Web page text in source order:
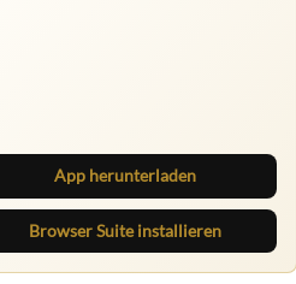
App herunterladen
Browser Suite installieren